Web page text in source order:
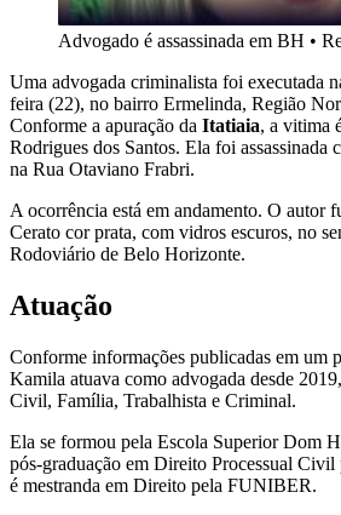
Advogado é assassinada em BH •
Uma advogada criminalista foi executada
feira (22), no bairro Ermelinda, Região
Conforme a apuração da Itatiaia, a vitima
Rodrigues dos Santos. Ela foi assassinada
na Rua Otaviano Frabri.
A ocorrência está em andamento. O autor
Cerato cor prata, com vidros escuros, no
Rodoviário de Belo Horizonte.
Atuação
Conforme informações publicadas em um
Kamila atuava como advogada desde
Civil, Família, Trabalhista e Criminal.
Ela se formou pela Escola Superior Dom
pós-graduação em Direito Processual
é mestranda em Direito pela FUNIBER.